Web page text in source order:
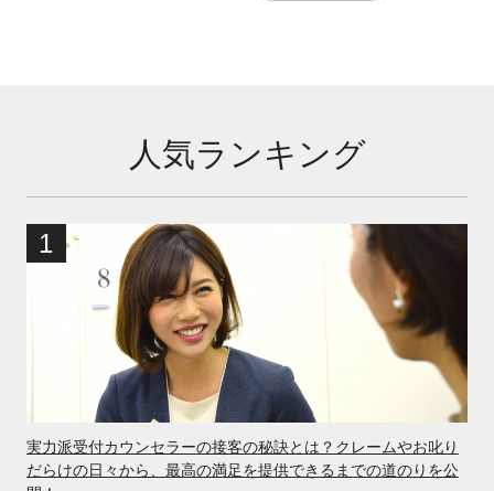
人気ランキング
実力派受付カウンセラーの接客の秘訣とは？クレームやお叱り
だらけの日々から、最高の満足を提供できるまでの道のりを公